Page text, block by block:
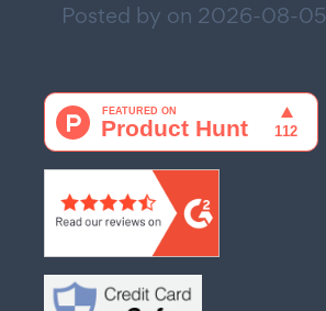
Posted by on 2026-08-05